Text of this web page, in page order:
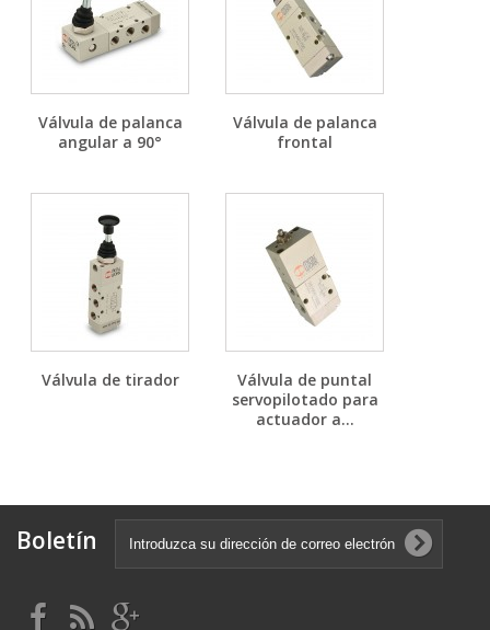
Válvula de palanca
angular a 90°
Válvula de palanca
frontal
Válvula de tirador
Válvula de puntal
servopilotado para
actuador a...
Boletín